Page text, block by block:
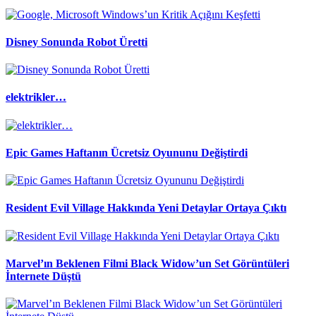
Disney Sonunda Robot Üretti
elektrikler…
Epic Games Haftanın Ücretsiz Oyununu Değiştirdi
Resident Evil Village Hakkında Yeni Detaylar Ortaya Çıktı
Marvel’ın Beklenen Filmi Black Widow’un Set Görüntüleri
İnternete Düştü